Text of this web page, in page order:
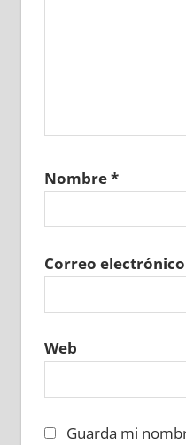
Nombre*
Correo electrónico
Web
Guarda mi